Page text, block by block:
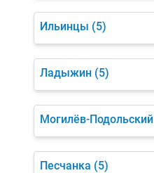
Ильинцы (5)
Ладыжин (5)
Могилёв-Подольский
Песчанка (5)